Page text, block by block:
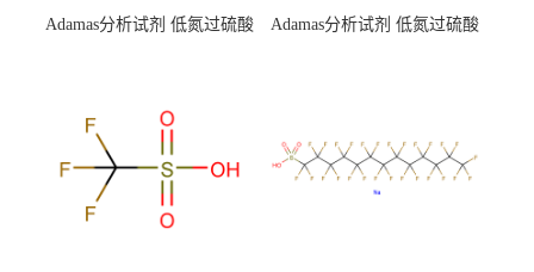
Adamas分析试剂 低氮过硫酸
（泰坦现货供应）
Adamas分析试剂 低氮过硫酸